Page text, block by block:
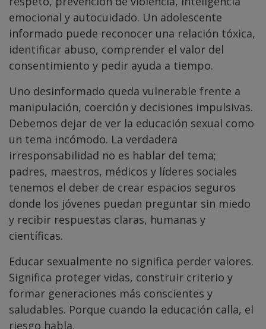
emocional y autocuidado. Un adolescente
informado puede reconocer una relación tóxica,
identificar abuso, comprender el valor del
consentimiento y pedir ayuda a tiempo.
Uno desinformado queda vulnerable frente a
manipulación, coerción y decisiones impulsivas.
Debemos dejar de ver la educación sexual como
un tema incómodo. La verdadera
irresponsabilidad no es hablar del tema;
padres, maestros, médicos y líderes sociales
tenemos el deber de crear espacios seguros
donde los jóvenes puedan preguntar sin miedo
y recibir respuestas claras, humanas y
científicas.
Educar sexualmente no significa perder valores.
Significa proteger vidas, construir criterio y
formar generaciones más conscientes y
saludables. Porque cuando la educación calla, el
riesgo habla.